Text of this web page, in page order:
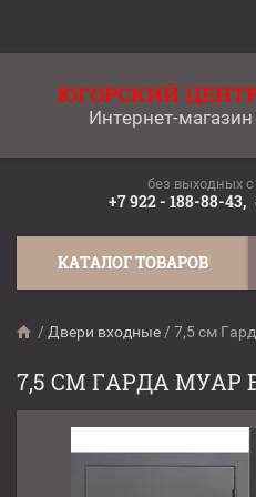
ЮГОРСКИЙ
Интернет-
без выходных c
+7 922 - 188-88-43,
КАТАЛОГ ТОВАРОВ
/ Двери входные / 7,5 см
7,5 СМ ГАРДА МУАР